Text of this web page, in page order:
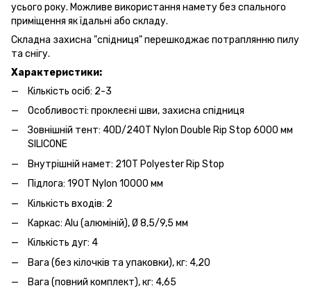
усього року. Можливе використання намету без спального
приміщення як їдальні або складу.
Складна захисна "спідниця" перешкоджає потраплянню пилу
та снігу.
Характеристики:
Кількість осіб: 2-3
Особливості: проклеєні шви, захисна спідниця
Зовнішній тент: 40D/240T Nylon Double Rip Stop 6000 мм
SILICONE
Внутрішній намет: 210T Polyester Rip Stop
Підлога: 190T Nylon 10000 мм
Кількість входів: 2
Каркас: Alu (алюміній), Ø 8,5/9,5 мм
Кількість дуг: 4
Вага (без кілочків та упаковки), кг: 4,20
Вага (повний комплект), кг: 4,65